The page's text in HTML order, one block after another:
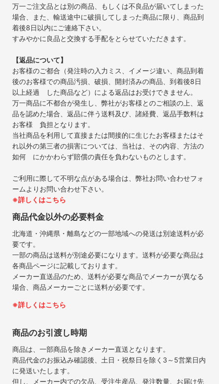
万一ご注文品とは別の商品、もしくは不良品が届いてしまった
場合、また、輸送途中に破損してしまった商品に限り、商品到
着後8日以内にご連絡下さい。
すみやかに良品と交換する手配をとらせていただきます。
【返品について】
お客様のご都合（発注時の入力ミス、イメージ違い、商品到着
後のお客様での商品汚損、破損、開封済みの商品、到着後8日
以上経過 した商品など）による返品はお受けできません。
万一商品に不都合が発生し、弊社がお客様とのご相談の上、返
品を認めた場合、返品に伴う送料及び、諸経費、返品手数料は
お客様 負担となります。
当社商品を利用して直接または間接的に生じたお客様またはそ
れ以外の第三者の損害については、当社は、その内容、方法の
如何 にかかわらず賠償の責任を負わないものとします。
ご利用に際して不明な点がある場合は、弊社お問い合わせフォ
ームよりお問い合わせ下さい。
※詳しくはこちら
商品代金以外の必要料金
北海道・沖縄県・離島などの一部地域への発送は別途送料が必
要です。
一部の商品は送料が別途必要になります。送料が必要な商品は
各商品ページに記載しております。
メーカー直送品のため、送料が必要な商品でメーカーが異なる
場合、商品メーカーごとに送料が必要です。
※詳しくはこちら
商品のお引渡し時期
商品は、一部商品を除きメーカー直送となります。
商品代金のお振込み確認後、土日・祝祭日を除く3～5営業日内
に発送いたします。
但し、メーカー内での欠品、受注生産品、発注数量、お届け先